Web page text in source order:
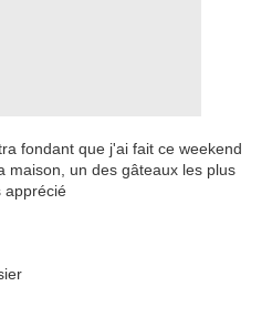
fondant que j'ai fait ce weekend
maison, un des gâteaux les plus
apprécié